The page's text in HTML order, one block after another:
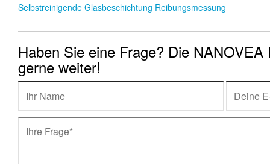
Selbstreinigende Glasbeschichtung Reibungsmessung
Haben Sie eine Frage? Die
gerne weiter!